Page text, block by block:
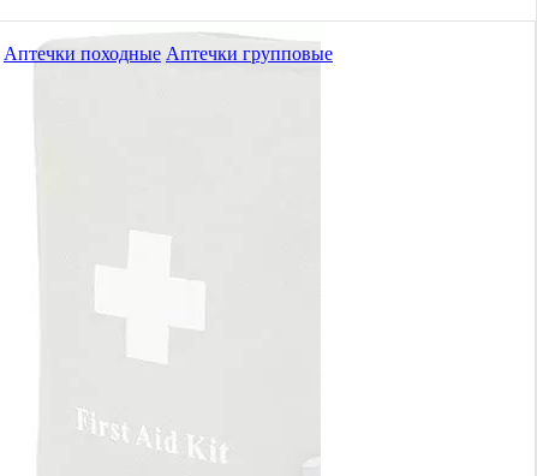
Аптечки походные Аптечки групповые